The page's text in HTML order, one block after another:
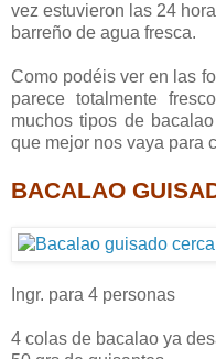
vez estuvieron las 24
barreño de agua fresca.
Como podéis ver en las
parece totalmente
muchos tipos de
que mejor nos vaya para
BACALAO
Ingr. para 4 personas
4 colas de bacalao ya